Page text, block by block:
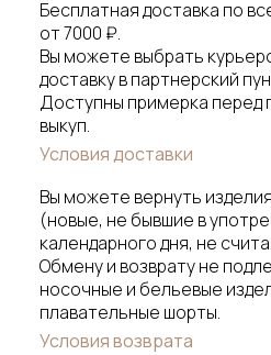
Бесплатная доставка по
от 7000 ₽.
Вы можете выбрать
доставку в партнерский
Доступны примерка перед
выкуп.
Условия доставки
Вы можете вернуть
(новые, не бывшие в
календарного дня, не
Обмену и возврату не
носочные и бельевые
плавательные шорты.
Условия возврата